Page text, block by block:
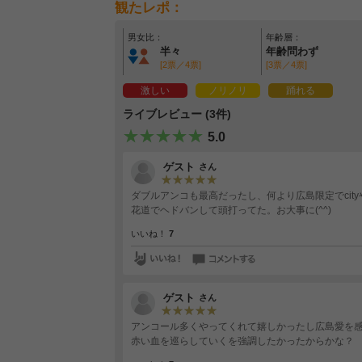
観たレポ：
男女比：
半々
[2票／4票]
年齢層：
年齢問わず
[3票／4票]
激しい ノリノリ 踊れる
ライブレビュー (3件)
5.0
ゲスト さん
ダブルアンコも最高だったし、何より広島限定で
花道でヘドバンして頭打ってた。お大事に(^^)
いいね！ 7
ゲスト さん
アンコール多くやってくれて嬉しかったし広島愛を
赤い血を巡らしていくを強調したかったからかな？